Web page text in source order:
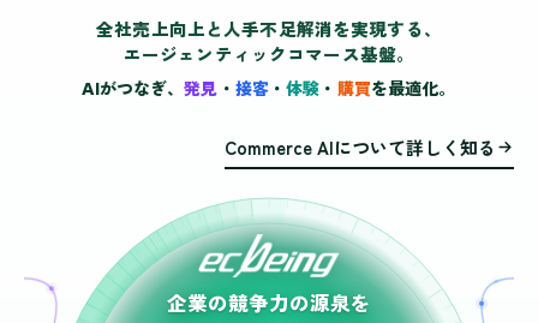
全社売上向上と人手不足解消を実現する、
エージェンティックコマース基盤。
AIがつなぎ、発見 ・ 接客 ・体験 ・ 購買を最適化。
Commerce AIについて詳しく知る
企業の競争力の源泉を